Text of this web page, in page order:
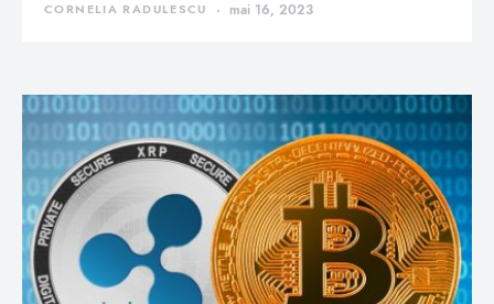
CORNELIA RADULESCU mai 16, 2023